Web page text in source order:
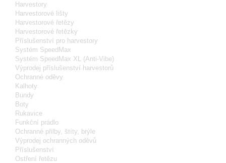
Harvestory
Harvestorové lišty
Harvestorové řetězy
Harvestorové řetězky
Příslušenství pro harvestory
Systém SpeedMax
Systém SpeedMax XL (Anti-Vibe)
Výprodej příslušenství harvestorů
Ochranné oděvy
Kalhoty
Bundy
Boty
Rukavice
Funkční prádlo
Ochranné přilby, štíty, brýle
Výprodej ochranných oděvů
Příslušenství
Ostření řetězu